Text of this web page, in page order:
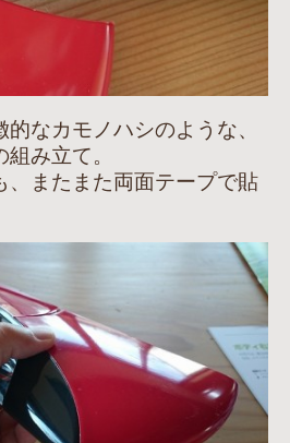
なカモノハシのような、
み立て。
、またまた両面テープで貼